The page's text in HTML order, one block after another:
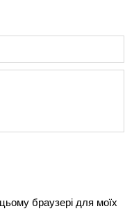
браузері для моїх